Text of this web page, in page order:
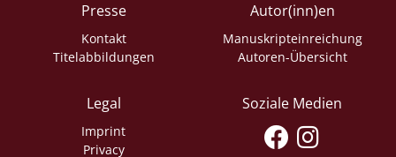
Presse
Kontakt
Titelabbildungen
Autor(inn)en
Manuskripteinreichung
Autoren-Übersicht
Legal
Imprint
Privacy
Soziale Medien